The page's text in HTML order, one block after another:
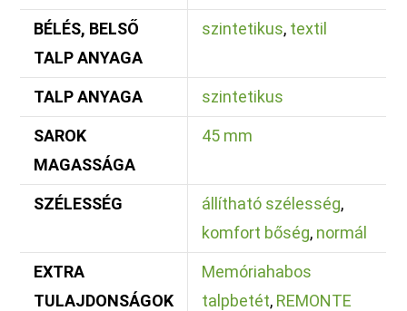
BÉLÉS, BELSŐ
TALP ANYAGA
szintetikus, textil
TALP ANYAGA szintetikus
SAROK
MAGASSÁGA
45 mm
SZÉLESSÉG állítható szélesség,
komfort bőség, normál
EXTRA
TULAJDONSÁGOK
Memóriahabos
talpbetét, REMONTE